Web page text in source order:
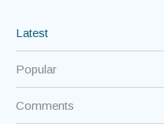
Latest
Popular
Comments